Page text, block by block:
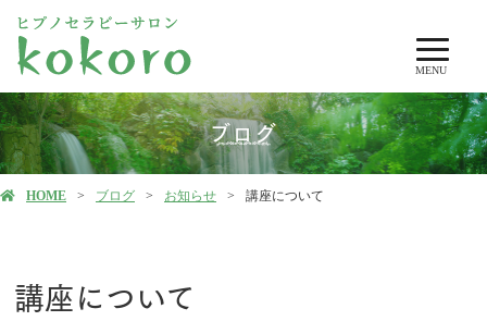
MENU
ブログ
HOME ブログ お知らせ 講座について
講座について